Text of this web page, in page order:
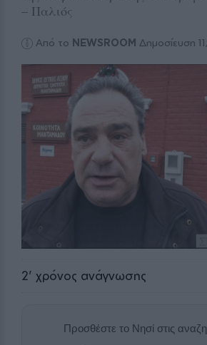
– Παλιός
Από το NEWSROOM Δημοσίευση
2' χρόνος ανάγνωσης
Προσθέστε το Νησί στις